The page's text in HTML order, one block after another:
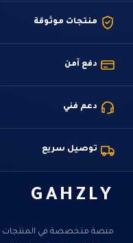
منتجات موثوقة
دفع آمن
دعم فني
توصيل سريع
GAHZLY
منصة متخصصة في المنتجات